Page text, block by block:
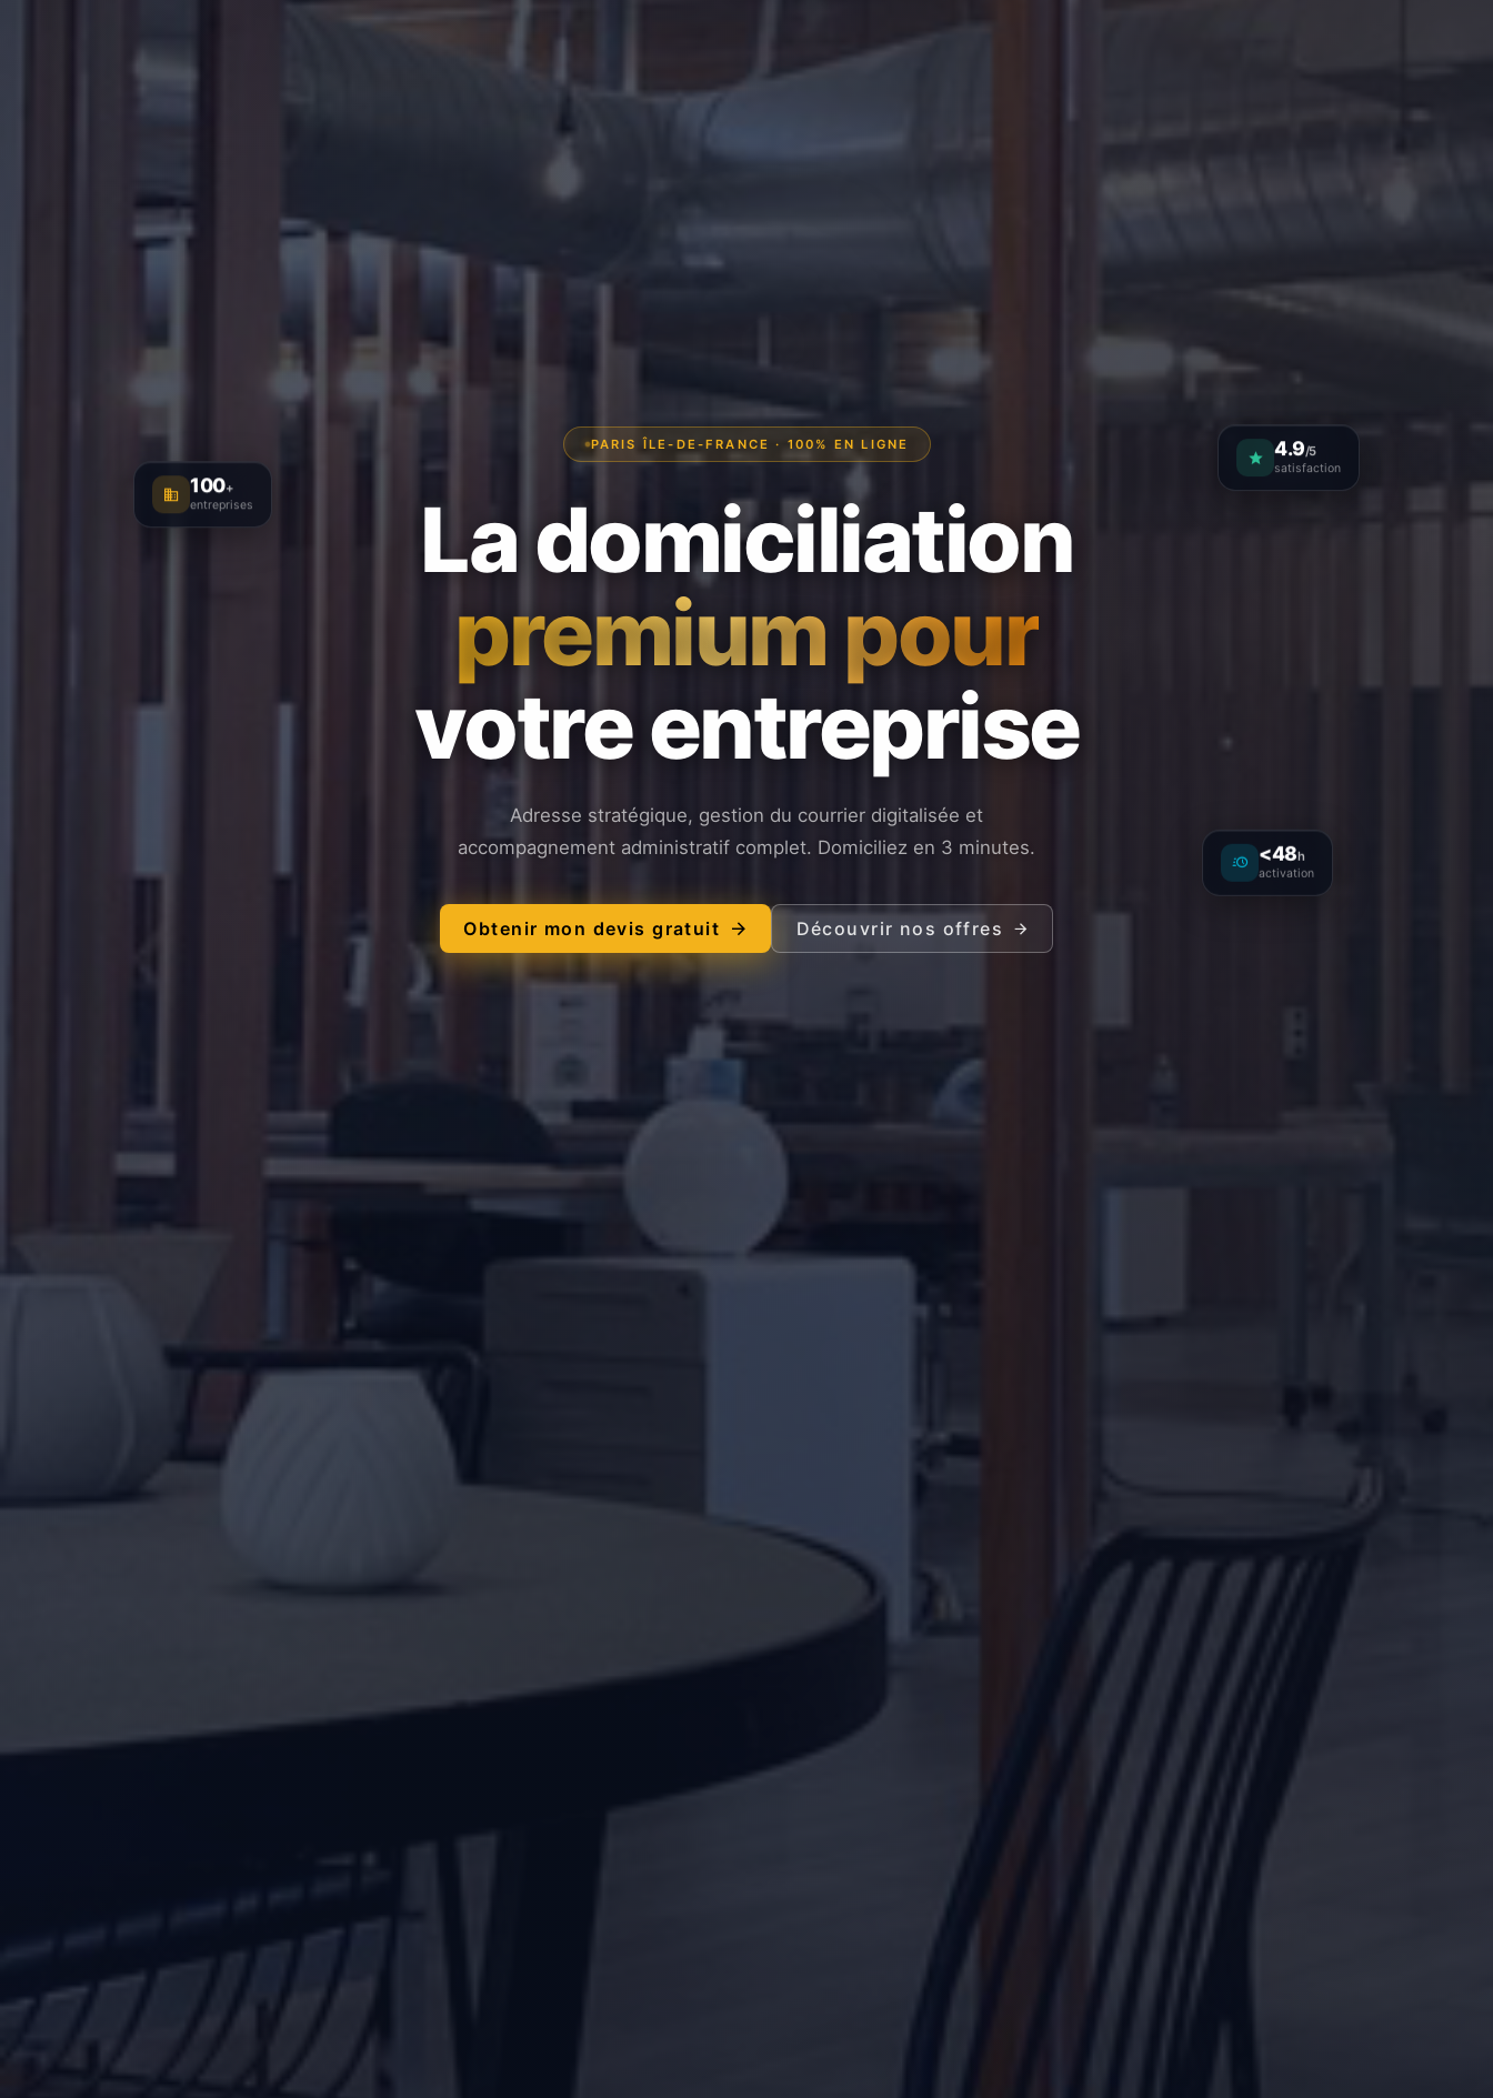
100+
entreprises
4.9/5
satisfaction
<48h
activation
PARIS ÎLE-DE-FRANCE · 100% EN LIGNE
La domiciliation
premium pour
votre entreprise
Adresse stratégique, gestion du courrier digitalisée et
accompagnement administratif complet. Domiciliez en 3 minutes.
Obtenir mon devis gratuit Découvrir nos offres